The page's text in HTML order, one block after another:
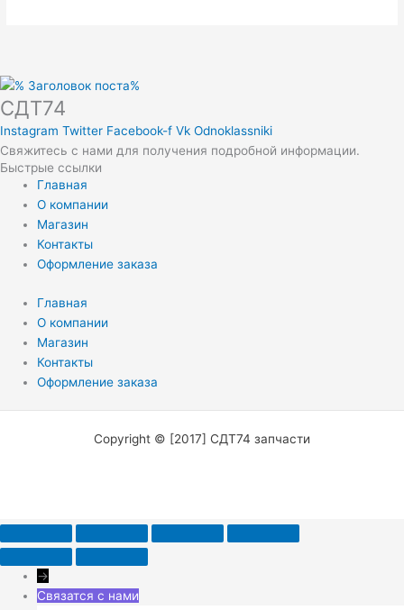
СДТ74
Instagram Twitter Facebook-f Vk Odnoklassniki
Свяжитесь с нами для получения подробной информации.
Быстрые ссылки
Главная
О компании
Магазин
Контакты
Оформление заказа
Главная
О компании
Магазин
Контакты
Оформление заказа
Copyright © [2017] СДТ74 запчасти
→
Связатся с нами